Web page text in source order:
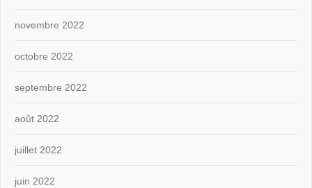
novembre 2022
octobre 2022
septembre 2022
août 2022
juillet 2022
juin 2022